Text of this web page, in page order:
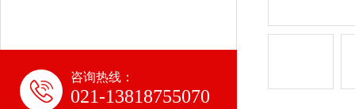
咨询热线：
021-13818755070